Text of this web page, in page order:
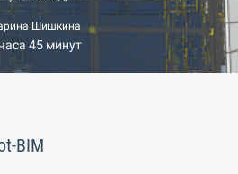
Шишкина
45 минут
BIM